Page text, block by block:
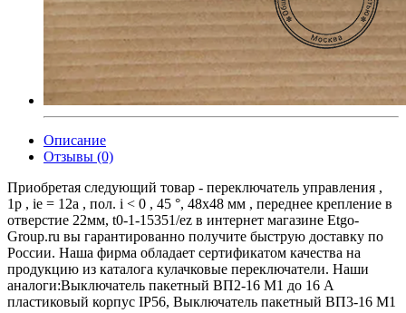
Описание
Отзывы (0)
Приобретая следующий товар - переключатель управления ,
1p , ie = 12a , пол. i < 0 , 45 °, 48х48 мм , переднее крепление в
отверстие 22мм, t0-1-15351/ez в интернет магазине Etgo-
Group.ru вы гарантированно получите быструю доставку по
России. Наша фирма обладает сертификатом качества на
продукцию из каталога кулачковые переключатели. Наши
аналоги:Выключатель пакетный ВП2-16 М1 до 16 А
пластиковый корпус IP56, Выключатель пакетный ВП3-16 М1